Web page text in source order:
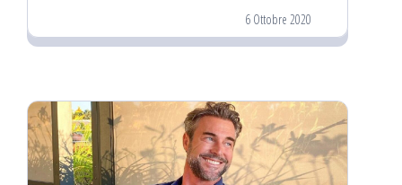
6 Ottobre 2020